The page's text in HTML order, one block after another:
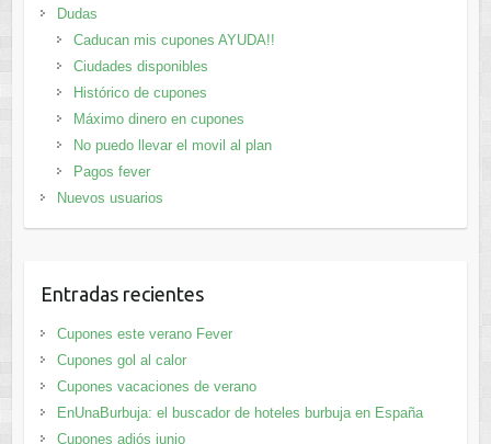
Dudas
Caducan mis cupones AYUDA!!
Ciudades disponibles
Histórico de cupones
Máximo dinero en cupones
No puedo llevar el movil al plan
Pagos fever
Nuevos usuarios
Entradas recientes
Cupones este verano Fever
Cupones gol al calor
Cupones vacaciones de verano
EnUnaBurbuja: el buscador de hoteles burbuja en España
Cupones adiós junio